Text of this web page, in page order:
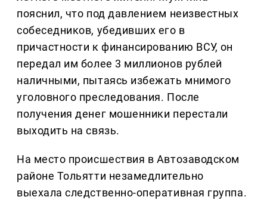
пояснил, что под давлением неизвестных
собеседников, убедивших его в
причастности к финансированию ВСУ, он
передал им более 3 миллионов рублей
наличными, пытаясь избежать мнимого
уголовного преследования. После
получения денег мошенники перестали
выходить на связь.
На место происшествия в Автозаводском
районе Тольятти незамедлительно
выехала следственно-оперативная группа.